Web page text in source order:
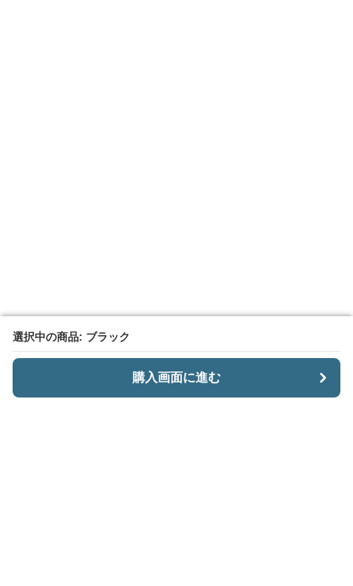
選択中の商品: ブラック
購入画面に進む
選択中の商品: ブラック
購入画面に進む